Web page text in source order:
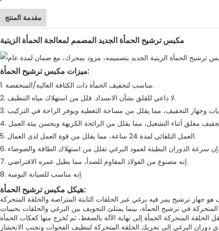
مقدمة المنتج
مكبس ترشيح الحمأة الجديد المصمم لمعالجة الحمأة الزيتية
ميزات مكبس ترشيح الحمأة:
1. مناسب لتجفيف الحمأة ذات الكثافة العالية/المنخفضة.
2. لا داعي للقلق بشأن الانسداد. قلل من استهلاك مياه التنظيف.
5. العمل التلقائي لمدة 24 ساعة، مما يقلل من قوة العمل لدى العمال.
6. إن سرعة الدوران البطيئة لعمود البرغي تقلل من استهلاك الطاقة والضوضاء.
7. إنه مصنوع من الفولاذ المقاوم للصدأ، مما يطيل عمره الافتراضي.
8. إنه مناسب للصيانة اليومية.
هيكل مكبس ترشيح الحمأة:
في ترشيح الحمأة، بينما يمتلئ التجويف بين البرغي والحلقات بحبيبات